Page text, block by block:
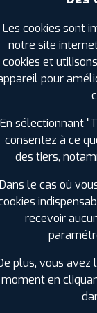
Dardilly (69)
Givors (69)
Gleizé (69)
Grigny (69)
La Grand-Croix
PROFIL
RHÔNE (69)
+ D'INFOS
Les cookies sont
notre site
cookies et
pour
En sélectionnant
consentez à ce
des tiers,
Dans le cas où
recevoir
plus, vous
moment en